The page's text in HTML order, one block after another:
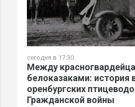
сегодня в 17:30
Между
белоказаками:
оренбургских
Гражданской войны